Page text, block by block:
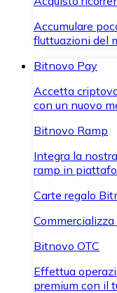
Accumulare
fluttuazioni del
Bitnovo Pay
Accetta
con un nuovo
Bitnovo Ramp
Integra la
ramp in
Carte regalo
Bitnovo OTC
Effettua
premium con il